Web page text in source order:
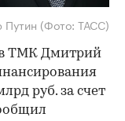
Путин (Фото: ТАСС)
ТМК Дмитрий
руб. за счет